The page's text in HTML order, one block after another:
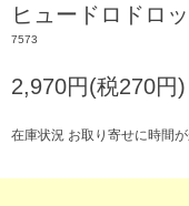
ヒュードロドロ
7573
2,970円(税270円)
在庫状況 お取り寄せに時間